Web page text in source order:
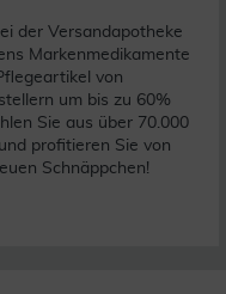
der Versandapotheke
Markenmedikamente
von
um bis zu 60%
Sie aus über 70.000
profitieren Sie von
Schnäppchen!